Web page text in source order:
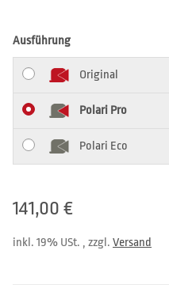
Ausführung
Original
Polari Pro
Polari Eco
141,00 €
inkl. 19% USt. , zzgl. Versand